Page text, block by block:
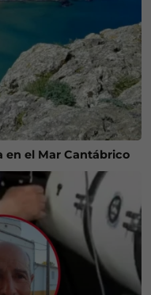
en el Mar Cantábrico